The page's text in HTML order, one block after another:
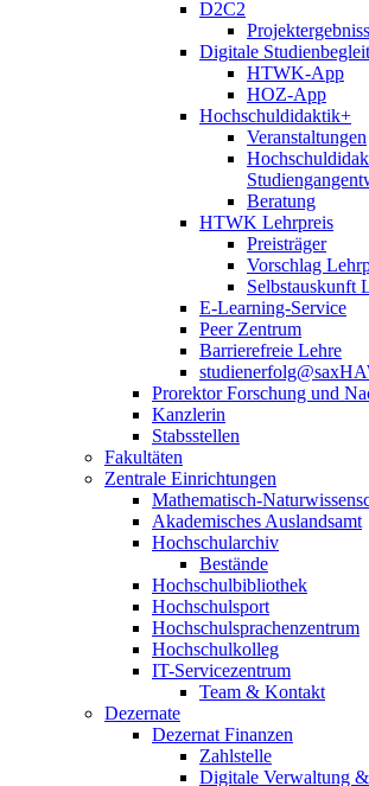
D2C2
Digitale
HTWK-App
HOZ-App
Hochschuldidaktik+
Veranstaltungen
Beratung
HTWK Lehrpreis
Preisträger
Vorschlag
Selbstauskunft
E-Learning-Service
Peer Zentrum
Barrierefreie Lehre
Prorektor Forschung und
Kanzlerin
Stabsstellen
Fakultäten
Zentrale Einrichtungen
Mathematisch-
Akademisches Auslandsamt
Hochschularchiv
Bestände
Hochschulbibliothek
Hochschulsport
Hochschulsprachenzentrum
Hochschulkolleg
IT-Servicezentrum
Team & Kontakt
Dezernate
Dezernat Finanzen
Zahlstelle
Digitale Verwaltung